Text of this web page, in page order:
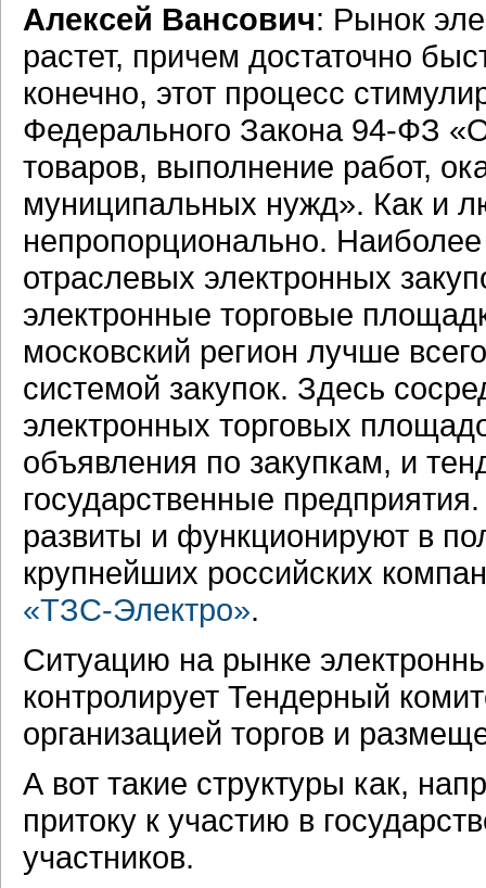
Алексей Вансович: Рынок
растет, причем достаточно
конечно, этот процесс
Федерального Закона 94-ФЗ
товаров, выполнение работ,
муниципальных нужд». Как и
непропорционально.
отраслевых электронных
электронные торговые
московский регион лучше
системой закупок. Здесь
электронных торговых
объявления по закупкам, и
государственные
развиты и функционируют в
крупнейших российских
«ТЗС-Электро».
Ситуацию на рынке
контролирует Тендерный
организацией торгов и
А вот такие структуры как,
притоку к участию в
участников.